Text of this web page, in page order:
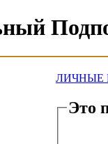
ЛИЧНЫЕ
Этo